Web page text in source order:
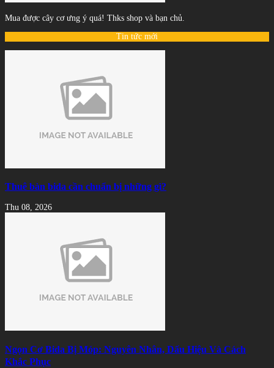
Mua được cây cơ ưng ý quá! Thks shop và bạn chủ.
Tin tức mới
Thuê bàn bida cần chuẩn bị những gì?
Thu 08, 2026
Ngọn Cơ Bida Bị Móp: Nguyên Nhân, Dấu Hiệu Và Cách
Khắc Phục